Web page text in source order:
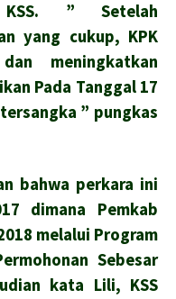
KSS. ” Setelah
yang cukup, KPK
meningkatkan
Pada Tanggal 17
” pungkas
bahwa perkara ini
dimana Pemkab
melalui Program
Sebesar
kata Lili, KSS